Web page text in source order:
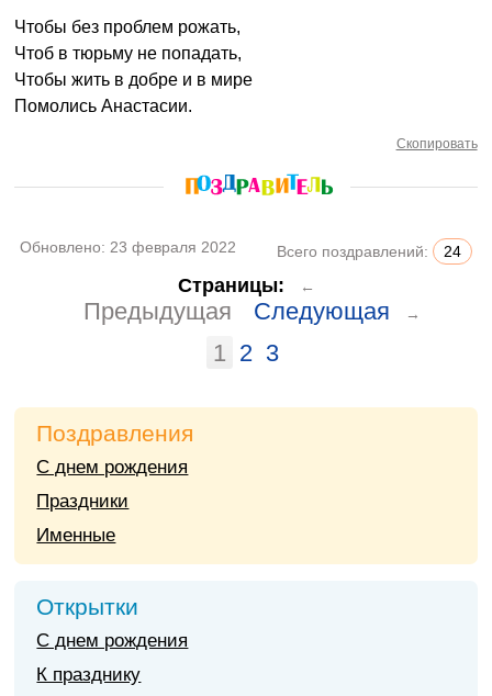
Чтобы без проблем рожать,
Чтоб в тюрьму не попадать,
Чтобы жить в добре и в мире
Помолись Анастасии.
Скопировать
Обновлено: 23 февраля 2022 Всего поздравлений: 24
Страницы: ←
Предыдущая Следующая →
1 2 3
Поздравления
С днем рождения
Праздники
Именные
Открытки
С днем рождения
К празднику